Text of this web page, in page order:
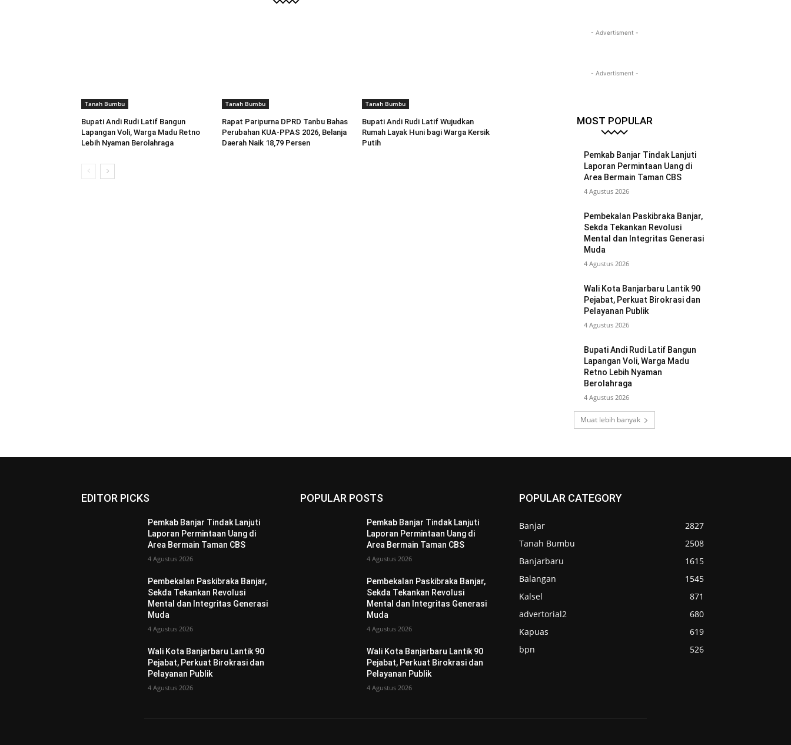
Tanah Bumbu
Bupati Andi Rudi Latif Bangun
Lapangan Voli, Warga Madu Retno
Lebih Nyaman Berolahraga
Tanah Bumbu
Rapat Paripurna DPRD Tanbu Bahas
Perubahan KUA-PPAS 2026, Belanja
Daerah Naik 18,79 Persen
Tanah Bumbu
Bupati Andi Rudi Latif Wujudkan
Rumah Layak Huni bagi Warga Kersik
Putih
- Advertisment -
- Advertisment -
MOST POPULAR
Pemkab Banjar Tindak Lanjuti
Laporan Permintaan Uang di
Area Bermain Taman CBS
4 Agustus 2026
Pembekalan Paskibraka Banjar,
Sekda Tekankan Revolusi
Mental dan Integritas Generasi
Muda
4 Agustus 2026
Wali Kota Banjarbaru Lantik 90
Pejabat, Perkuat Birokrasi dan
Pelayanan Publik
4 Agustus 2026
Bupati Andi Rudi Latif Bangun
Lapangan Voli, Warga Madu
Retno Lebih Nyaman
Berolahraga
4 Agustus 2026
Muat lebih banyak
EDITOR PICKS
Pemkab Banjar Tindak Lanjuti
Laporan Permintaan Uang di
Area Bermain Taman CBS
4 Agustus 2026
Pembekalan Paskibraka Banjar,
Sekda Tekankan Revolusi
Mental dan Integritas Generasi
Muda
4 Agustus 2026
Wali Kota Banjarbaru Lantik 90
Pejabat, Perkuat Birokrasi dan
Pelayanan Publik
4 Agustus 2026
POPULAR POSTS
Pemkab Banjar Tindak Lanjuti
Laporan Permintaan Uang di
Area Bermain Taman CBS
4 Agustus 2026
Pembekalan Paskibraka Banjar,
Sekda Tekankan Revolusi
Mental dan Integritas Generasi
Muda
4 Agustus 2026
Wali Kota Banjarbaru Lantik 90
Pejabat, Perkuat Birokrasi dan
Pelayanan Publik
4 Agustus 2026
POPULAR CATEGORY
Banjar
2827
Tanah Bumbu
2508
Banjarbaru
1615
Balangan
1545
Kalsel
871
advertorial2
680
Kapuas
619
bpn
526